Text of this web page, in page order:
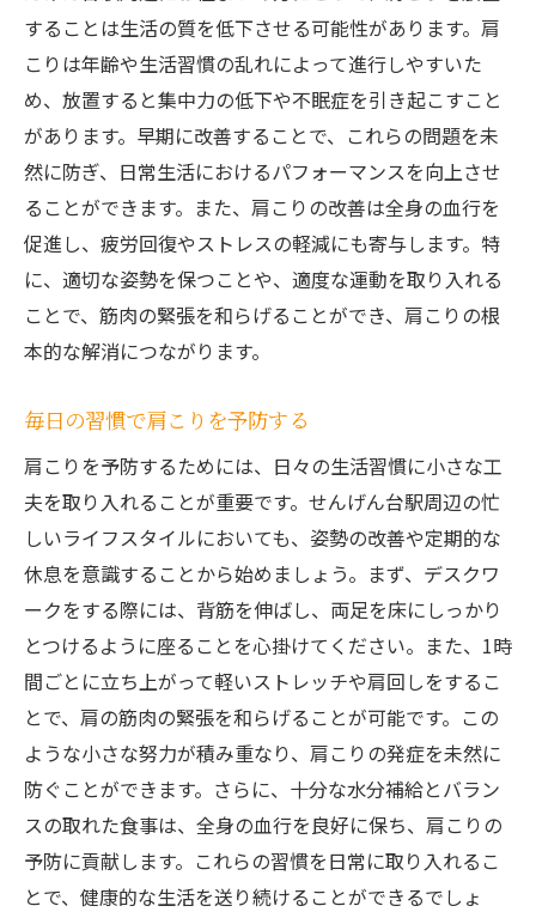
することは生活の質を低下させる可能性があります。肩
こりは年齢や生活習慣の乱れによって進行しやすいた
め、放置すると集中力の低下や不眠症を引き起こすこと
があります。早期に改善することで、これらの問題を未
然に防ぎ、日常生活におけるパフォーマンスを向上させ
ることができます。また、肩こりの改善は全身の血行を
促進し、疲労回復やストレスの軽減にも寄与します。特
に、適切な姿勢を保つことや、適度な運動を取り入れる
ことで、筋肉の緊張を和らげることができ、肩こりの根
本的な解消につながります。
毎日の習慣で肩こりを予防する
肩こりを予防するためには、日々の生活習慣に小さな工
夫を取り入れることが重要です。せんげん台駅周辺の忙
しいライフスタイルにおいても、姿勢の改善や定期的な
休息を意識することから始めましょう。まず、デスクワ
ークをする際には、背筋を伸ばし、両足を床にしっかり
とつけるように座ることを心掛けてください。また、1時
間ごとに立ち上がって軽いストレッチや肩回しをするこ
とで、肩の筋肉の緊張を和らげることが可能です。この
ような小さな努力が積み重なり、肩こりの発症を未然に
防ぐことができます。さらに、十分な水分補給とバラン
スの取れた食事は、全身の血行を良好に保ち、肩こりの
予防に貢献します。これらの習慣を日常に取り入れるこ
とで、健康的な生活を送り続けることができるでしょ